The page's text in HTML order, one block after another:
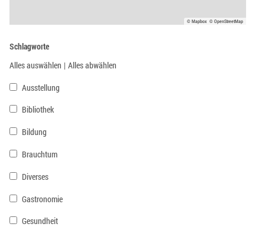
© Mapbox © OpenStreetMap
Schlagworte
Alles auswählen | Alles abwählen
Ausstellung
Bibliothek
Bildung
Brauchtum
Diverses
Gastronomie
Gesundheit